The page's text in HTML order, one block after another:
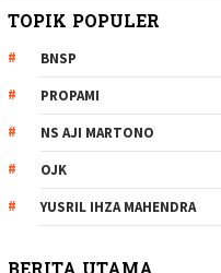
TOPIK POPULER
BNSP
PROPAMI
NS AJI MARTONO
OJK
YUSRIL IHZA MAHENDRA